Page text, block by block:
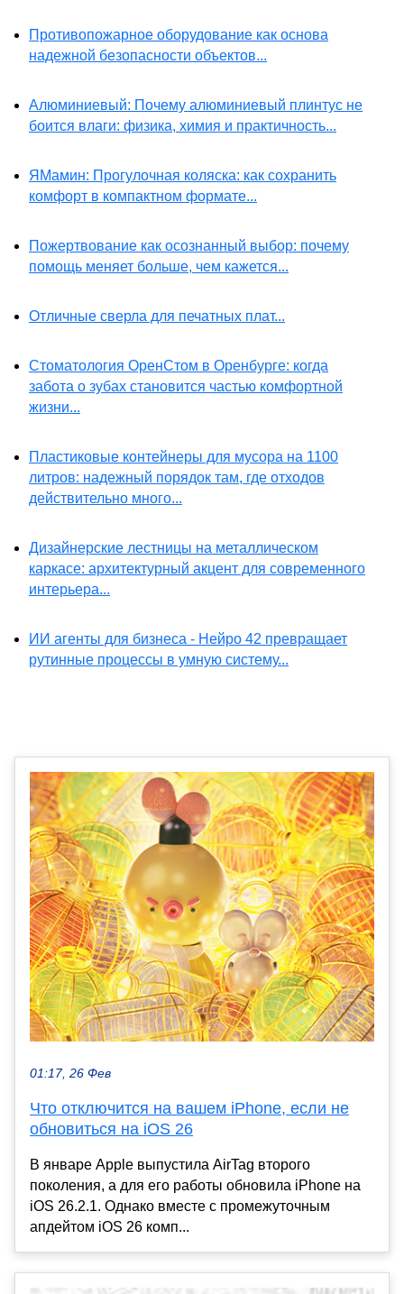
Противопожарное оборудование как основа
надежной безопасности объектов...
Алюминиевый: Почему алюминиевый плинтус не
боится влаги: физика, химия и практичность...
ЯМамин: Прогулочная коляска: как сохранить
комфорт в компактном формате...
Пожертвование как осознанный выбор: почему
помощь меняет больше, чем кажется...
Отличные сверла для печатных плат...
Стоматология ОренСтом в Оренбурге: когда
забота о зубах становится частью комфортной
жизни...
Пластиковые контейнеры для мусора на 1100
литров: надежный порядок там, где отходов
действительно много...
Дизайнерские лестницы на металлическом
каркасе: архитектурный акцент для современного
интерьера...
ИИ агенты для бизнеса - Нейро 42 превращает
рутинные процессы в умную систему...
01:17, 26 Фев
Что отключится на вашем iPhone, если не
обновиться на iOS 26
В январе Apple выпустила AirTag второго
поколения, а для его работы обновила iPhone на
iOS 26.2.1. Однако вместе с промежуточным
апдейтом iOS 26 комп...